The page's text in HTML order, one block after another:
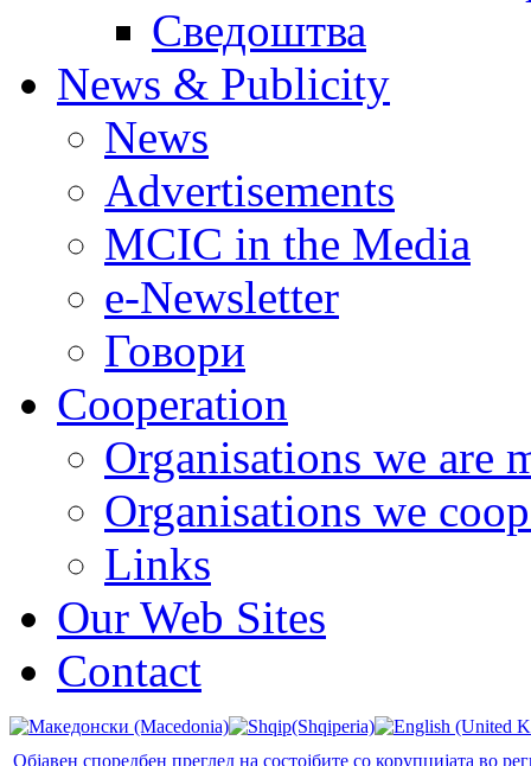
Сведоштва
News & Publicity
News
Advertisements
MCIC in the Media
e-Newsletter
Говори
Cooperation
Organisations we are
Organisations we
Links
Our Web Sites
Contact
Објавен споредбен преглед на состојбите со корупцијата во